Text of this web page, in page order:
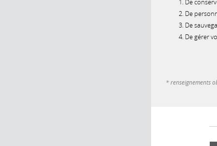
De
De
De
De gérer
* renseignements